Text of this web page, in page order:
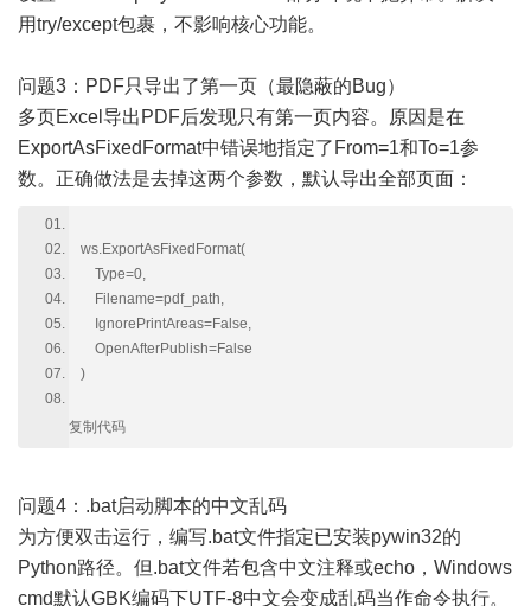
用try/except包裹，不影响核心功能。
问题3：PDF只导出了第一页（最隐蔽的Bug）
多页Excel导出PDF后发现只有第一页内容。原因是在
ExportAsFixedFormat中错误地指定了From=1和To=1参
数。正确做法是去掉这两个参数，默认导出全部页面：
ws.ExportAsFixedFormat(
Type=0,
Filename=pdf_path,
IgnorePrintAreas=False,
OpenAfterPublish=False
)
复制代码
问题4：.bat启动脚本的中文乱码
为方便双击运行，编写.bat文件指定已安装pywin32的
Python路径。但.bat文件若包含中文注释或echo，Windows
cmd默认GBK编码下UTF-8中文会变成乱码当作命令执行。